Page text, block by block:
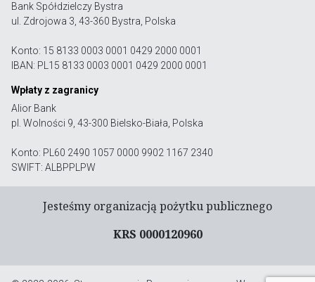
Bank Spółdzielczy Bystra
ul. Zdrojowa 3, 43-360 Bystra, Polska
Konto: 15 8133 0003 0001 0429 2000 0001
IBAN: PL15 8133 0003 0001 0429 2000 0001
Wpłaty z zagranicy
Alior Bank
pl. Wolności 9, 43-300 Bielsko-Biała, Polska
Konto: PL60 2490 1057 0000 9902 1167 2340
SWIFT: ALBPPLPW
Jesteśmy organizacją pożytku publicznego
KRS 0000120960